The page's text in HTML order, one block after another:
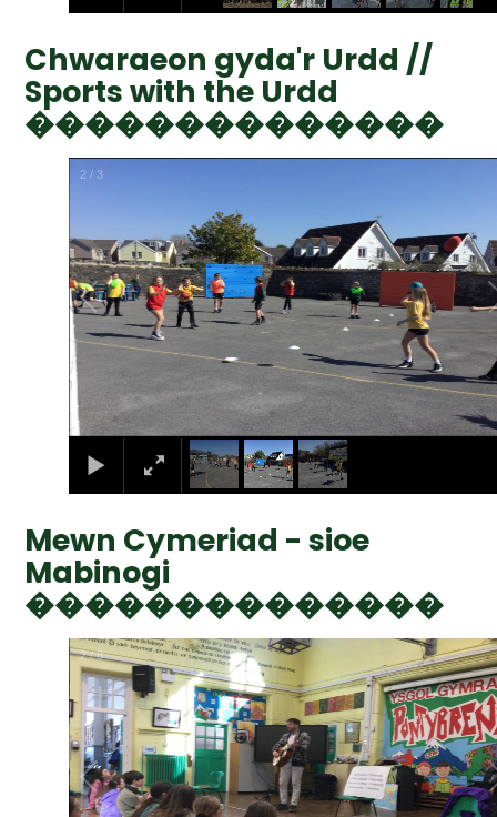
Chwaraeon gyda'r Urdd //
Sports with the Urdd
��������������
2 /3
Mewn Cymeriad - sioe
Mabinogi
��������������
2/8